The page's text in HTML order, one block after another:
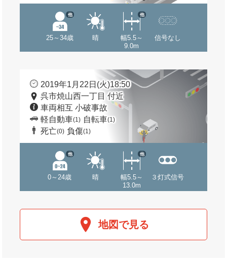
25～34歳
他
晴
幅5.5～
9.0m
他
信号なし
2019年1月22日(火)18:50
呉市焼山西一丁目 付近
車両相互 小破事故
軽自動車(1) 自転車(1)
死亡(0) 負傷(1)
0～24歳
他
晴
幅5.5～
13.0m
他
３灯式信号
地図で見る